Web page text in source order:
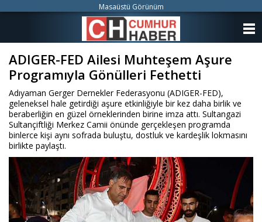
ADIGER-FED Ailesi Muhteşem Aşure
Programıyla Gönülleri Fethetti
Adıyaman Gerger Dernekler Federasyonu (ADIGER-FED),
geleneksel hale getirdiği aşure etkinliğiyle bir kez daha birlik ve
beraberliğin en güzel örneklerinden birine imza attı. Sultangazi
Sultançiftliği Merkez Camii önünde gerçekleşen programda
binlerce kişi aynı sofrada buluştu, dostluk ve kardeşlik lokmasını
birlikte paylaştı.
Masaüstü Görünüm
KATEGORİLER
ANKETLER
FOTO GALERİ
VİDEO GALERİ
KÜNYE